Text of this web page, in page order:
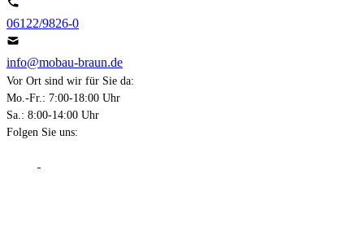
06122/9826-0
info@mobau-braun.de
Vor Ort sind wir für Sie da:
Mo.-Fr.: 7:00-18:00 Uhr
Sa.: 8:00-14:00 Uhr
Folgen Sie uns: